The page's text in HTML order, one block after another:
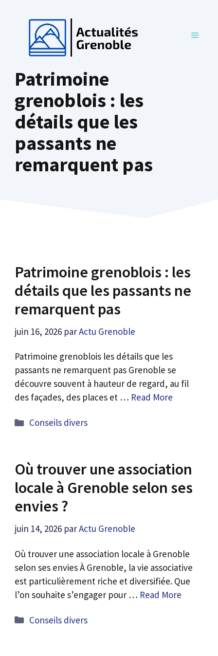
MENU
Patrimoine
grenoblois : les
détails que les
passants ne
remarquent pas
Patrimoine grenoblois : les
détails que les passants ne
remarquent pas
juin 16, 2026 parActu Grenoble
Patrimoine grenoblois les détails que les
passants ne remarquent pas Grenoble se
découvre souvent à hauteur de regard, au fil
des façades, des places et … Read More
Catégories
Conseils divers
Où trouver une association
locale à Grenoble selon ses
envies ?
juin 14, 2026 parActu Grenoble
Où trouver une association locale à Grenoble
selon ses envies À Grenoble, la vie associative
est particulièrement riche et diversifiée. Que
l’on souhaite s’engager pour … Read More
Catégories
Conseils divers